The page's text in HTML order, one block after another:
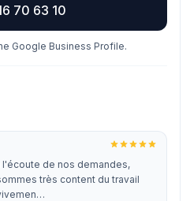
70 63 10
Google Business Profile.
de nos demandes,
très content du travail